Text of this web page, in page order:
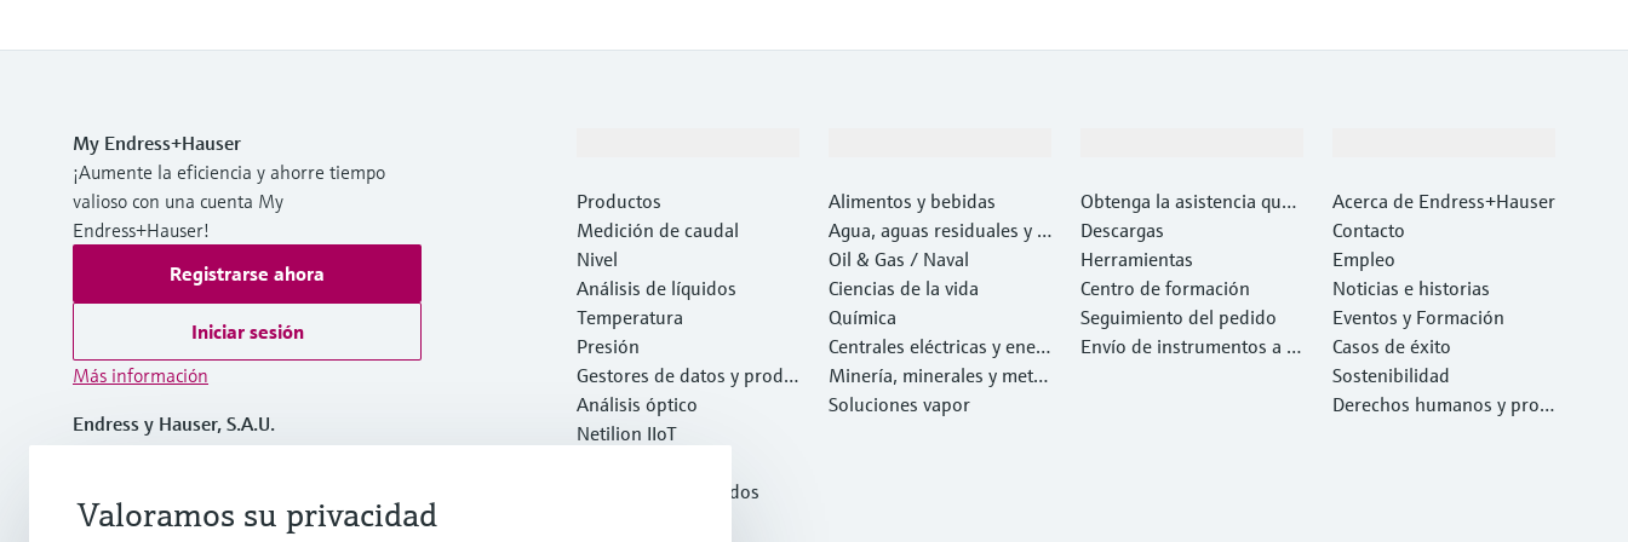
My Endress+Hauser
¡Aumente la eficiencia y ahorre tiempo
valioso con una cuenta My
Endress+Hauser!
Registrarse ahora
Iniciar sesión
Más información
Endress y Hauser, S.A.U.
España
+34 934 803 366
Productos
Medición de caudal
Nivel
Análisis de líquidos
Temperatura
Presión
Gestores de datos y produ
ctos de sistema
Análisis óptico
Netilion IIoT
Productos destacados
Alimentos y bebidas
Agua, aguas residuales y r
esiduos
Oil & Gas / Naval
Ciencias de la vida
Química
Centrales eléctricas y ener
gía
Minería, minerales y metal
es
Soluciones vapor
Obtenga la asistencia que
necesita con rapidez
Descargas
Herramientas
Centro de formación
Seguimiento del pedido
Envío de instrumentos a c
Acerca de Endress+Hauser
Contacto
Empleo
Noticias e historias
Eventos y Formación
Casos de éxito
Sostenibilidad
Derechos humanos y prote
Valoramos su privacidad